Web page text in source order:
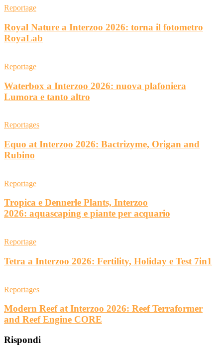
Reportage
Royal Nature a Interzoo 2026: torna il fotometro
RoyaLab
Reportage
Waterbox a Interzoo 2026: nuova plafoniera
Lumora e tanto altro
Reportages
Equo at Interzoo 2026: Bactrizyme, Origan and
Rubino
Reportage
Tropica e Dennerle Plants, Interzoo
2026: aquascaping e piante per acquario
Reportage
Tetra a Interzoo 2026: Fertility, Holiday e Test 7in1
Reportages
Modern Reef at Interzoo 2026: Reef Terraformer
and Reef Engine CORE
Rispondi